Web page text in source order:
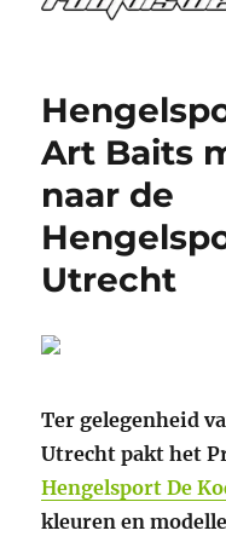
Art Baits
naar de
Utrecht
Ter gelegenheid
Utrecht pakt het
Hengelsport De
kleuren en